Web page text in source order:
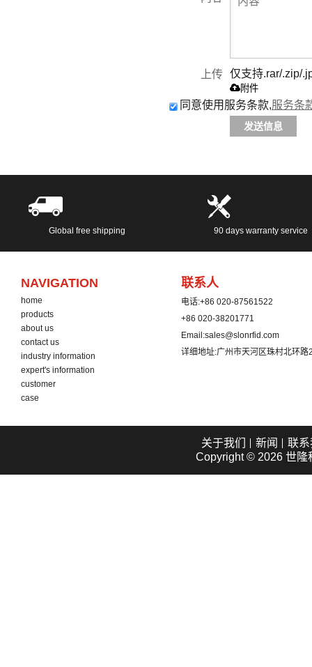
上传 仅支持.rar/.zip/
附件
同意使用服务条款,服务条
发送信息
Global free shipping 90 days warranty service
NAVIGATION
home
products
about us
contact us
industry information
expert's information
customer
case
联系人
电话:+86 020-87561522
+86 020-38201771
Email:sales@slonrfid.com
详细地址:广州市天河区珠村北环
关于我们 新闻
联
Copyright © 2026 世隆